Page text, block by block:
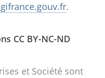
.
CC BY-NC-ND
et Société sont